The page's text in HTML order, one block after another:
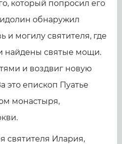
который попросил его
обнаружил
и могилу святителя, где
найдены святые мощи.
и воздвиг новую
это епископ Пуатье
монастыря,
святителя Илария,